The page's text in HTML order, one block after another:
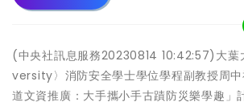
(中央社訊息服務20230814 10:42:57)大
versity〉消防安全學士學位學程副教授周
道文資推廣：大手攜小手古蹟防災樂學趣」